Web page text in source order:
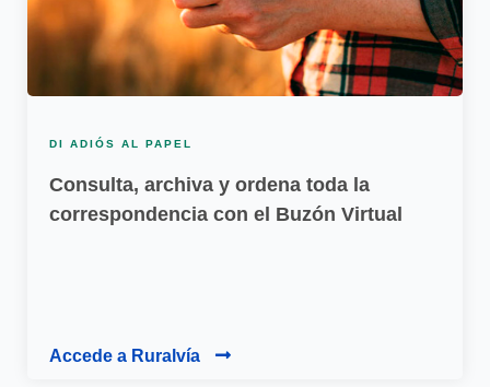
DI ADIÓS AL PAPEL
Consulta, archiva y ordena toda la
correspondencia con el Buzón Virtual
Accede a Ruralvía